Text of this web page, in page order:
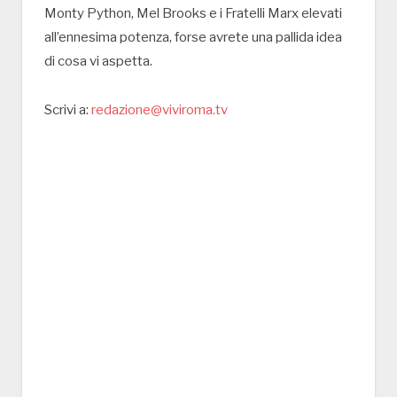
Monty Python, Mel Brooks e i Fratelli Marx elevati
all’ennesima potenza, forse avrete una pallida idea
di cosa vi aspetta.
Scrivi a: redazione@viviroma.tv